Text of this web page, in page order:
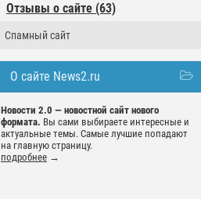
Отзывы о сайте (63)
Спамный сайт
О сайте News2.ru
Новости 2.0 — новостной сайт нового
формата. Вы сами выбираете интересные и
актуальные темы. Самые лучшие попадают
на главную страницу.
подробнее →